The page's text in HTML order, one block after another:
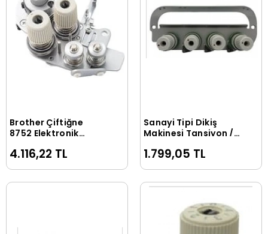
Sepete Ekle
Brother Çiftiğne
8752 Elektronik
A020) SA3417-001
4.116,22 TL
Sepete Ekle
Sanayi Tipi Dikiş
Makinesi Tansiyon /
1.799,05 TL